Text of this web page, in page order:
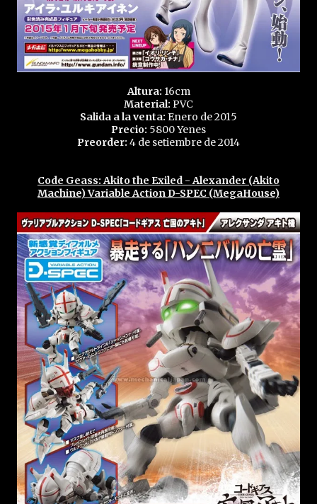
Altura: 16cm
Material: PVC
Salida a la venta: Enero de 2015
Precio: 5800 Yenes
Preorder: 4 de setiembre de 2014
Code Geass: Akito the Exiled - Alexander (Akito
Machine) Variable Action D-SPEC (MegaHouse)